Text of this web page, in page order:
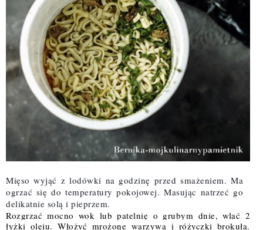
Mięso wyjąć z lodówki na godzinę przed smażeniem. Ma
ogrzać się do temperatury pokojowej. Masując natrzeć go
delikatnie solą i pieprzem.
Rozgrzać mocno wok lub patelnię o grubym dnie, wlać 2
łyżki oleju. Włożyć mrożone warzywa i różyczki brokuła.